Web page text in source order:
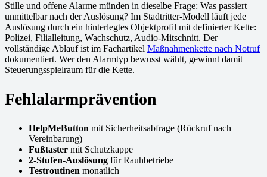
Stille und offene Alarme münden in dieselbe Frage: Was passiert
unmittelbar nach der Auslösung? Im Stadtritter-Modell läuft jede
Auslösung durch ein hinterlegtes Objektprofil mit definierter Kette:
Polizei, Filialleitung, Wachschutz, Audio-Mitschnitt. Der
vollständige Ablauf ist im Fachartikel Maßnahmenkette nach Notruf
dokumentiert. Wer den Alarmtyp bewusst wählt, gewinnt damit
Steuerungsspielraum für die Kette.
Fehlalarmprävention
HelpMeButton mit Sicherheitsabfrage (Rückruf nach
Vereinbarung)
Fußtaster mit Schutzkappe
2-Stufen-Auslösung für Rauhbetriebe
Testroutinen monatlich